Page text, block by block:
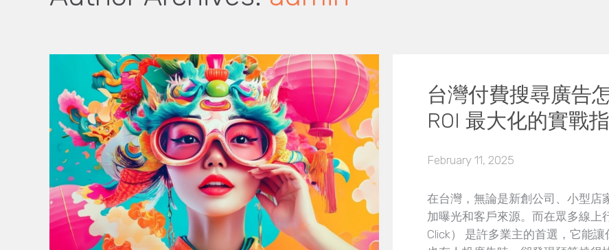
台灣付費搜尋廣告
ROI 最大化的實戰
February 11, 2025
在台灣，無論是新創公司、小型店
加曝光和客戶來源。而在眾多線上
Click） 是許多業主的首選，它能